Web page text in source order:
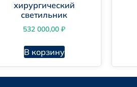
хирургический
светильник
532 000,00₽
В корзину